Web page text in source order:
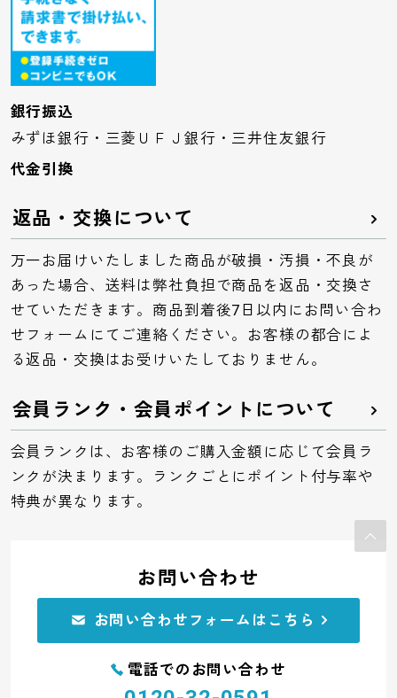
銀行振込
みずほ銀行・三菱ＵＦＪ銀行・三井住友銀行
代金引換
返品・交換について
万一お届けいたしました商品が破損・汚損・不良が
あった場合、送料は弊社負担で商品を返品・交換さ
せていただきます。商品到着後7日以内にお問い合わ
せフォームにてご連絡ください。お客様の都合によ
る返品・交換はお受けいたしておりません。
会員ランク・会員ポイントについて
会員ランクは、お客様のご購入金額に応じて会員ラ
ンクが決まります。ランクごとにポイント付与率や
特典が異なります。
お問い合わせ
お問い合わせフォームはこちら
電話でのお問い合わせ